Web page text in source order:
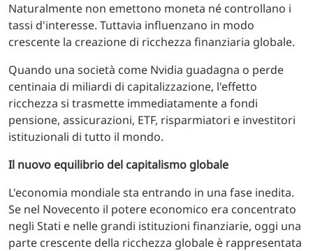
Naturalmente non emettono moneta né controllano i
tassi d'interesse. Tuttavia influenzano in modo
crescente la creazione di ricchezza finanziaria globale.
Quando una società come Nvidia guadagna o perde
centinaia di miliardi di capitalizzazione, l'effetto
ricchezza si trasmette immediatamente a fondi
pensione, assicurazioni, ETF, risparmiatori e investitori
istituzionali di tutto il mondo.
Il nuovo equilibrio del capitalismo globale
L'economia mondiale sta entrando in una fase inedita.
Se nel Novecento il potere economico era concentrato
negli Stati e nelle grandi istituzioni finanziarie, oggi una
parte crescente della ricchezza globale è rappresentata